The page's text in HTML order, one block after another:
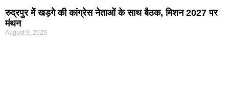
रुद्रपुर में खड़गे की कांग्रेस नेताओं के साथ बैठक, मिशन 2027 पर
मंथन
August 9, 2026